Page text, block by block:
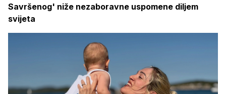
Savršenog' niže nezaboravne uspomene diljem
svijeta